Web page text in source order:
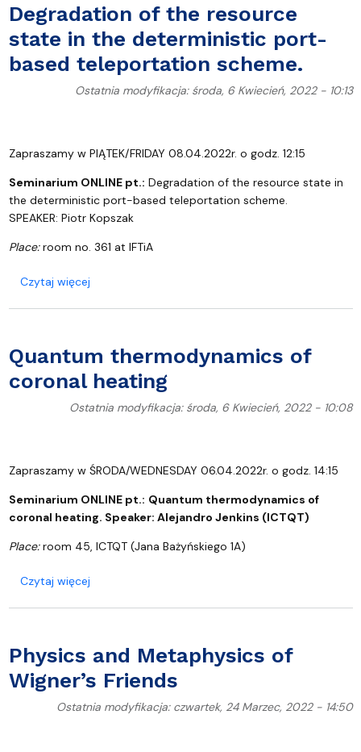
Degradation of the resource
state in the deterministic port-
based teleportation scheme.
Ostatnia modyfikacja: środa, 6 Kwiecień, 2022 - 10:13
Zapraszamy w PIĄTEK/FRIDAY 08.04.2022r. o godz. 12:15
Seminarium ONLINE pt.: Degradation of the resource state in
the deterministic port-based teleportation scheme.
SPEAKER: Piotr Kopszak
Place:room no. 361 at IFTiA
Czytaj więcejo Degradation of the resource state in the
Quantum thermodynamics of
coronal heating
Ostatnia modyfikacja: środa, 6 Kwiecień, 2022 - 10:08
Zapraszamy w ŚRODA/WEDNESDAY 06.04.2022r. o godz. 14:15
Seminarium ONLINE pt.: Quantum thermodynamics of
coronal heating. Speaker: Alejandro Jenkins (ICTQT)
Place:room 45, ICTQT (Jana Bażyńskiego 1A)
Czytaj więcejo Quantum thermodynamics of coronal heating
Physics and Metaphysics of
Wigner’s Friends
Ostatnia modyfikacja: czwartek, 24 Marzec, 2022 - 14:50